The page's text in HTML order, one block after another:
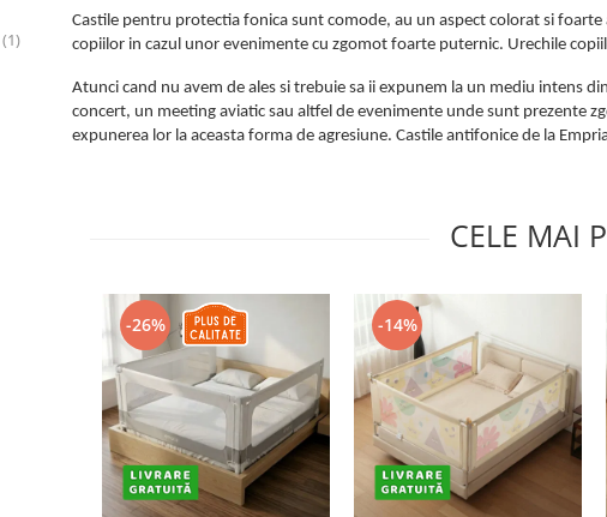
Castile pentru protectia fonica sunt comode, au un aspect colorat si
copiilor in cazul unor evenimente cu zgomot foarte puternic. Urechile
Atunci cand nu avem de ales si trebuie sa ii expunem la un mediu intens
concert, un meeting aviatic sau altfel de evenimente unde sunt prezente
expunerea lor la aceasta forma de agresiune. Castile antifonice de la
(1)
CELE MAI
-26% -14%